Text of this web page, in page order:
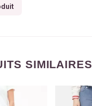
SIMILAIRES